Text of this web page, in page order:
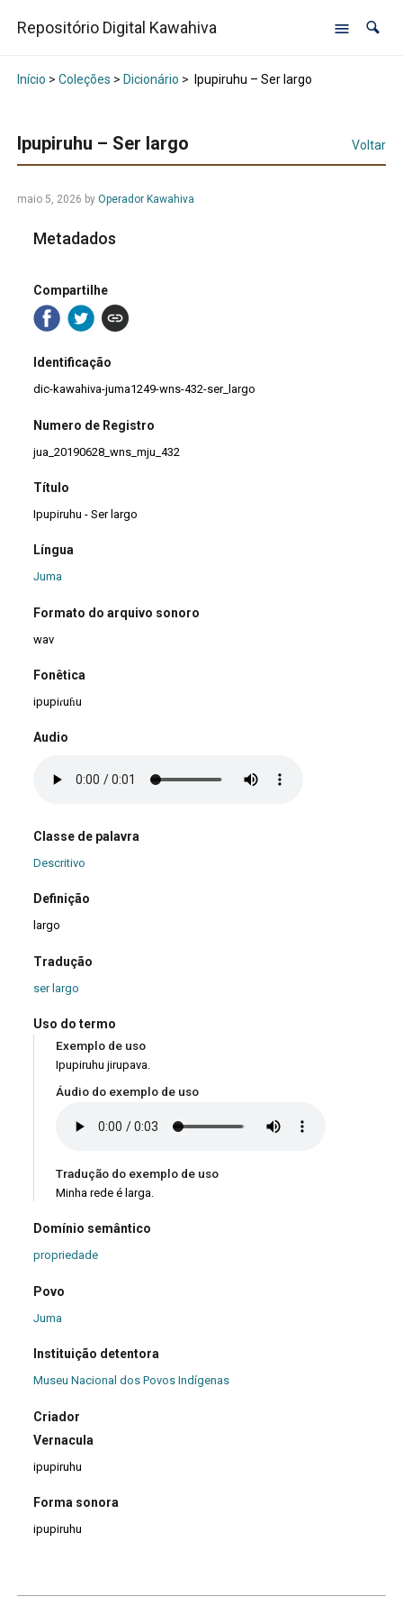
Repositório Digital Kawahiva
Início > Coleções > Dicionário > Ipupiruhu – Ser largo
Ipupiruhu – Ser largo Voltar
maio 5, 2026 by Operador Kawahiva
Metadados
Compartilhe
Identificação
dic-kawahiva-juma1249-wns-432-ser_largo
Numero de Registro
jua_20190628_wns_mju_432
Título
Ipupiruhu - Ser largo
Língua
Juma
Formato do arquivo sonoro
wav
Fonêtica
ipupiɾuɦu
Audio
Classe de palavra
Descritivo
Definição
largo
Tradução
ser largo
Uso do termo
Exemplo de uso
Ipupiruhu jirupava.
Áudio do exemplo de uso
Tradução do exemplo de uso
Minha rede é larga.
Domínio semântico
propriedade
Povo
Juma
Instituição detentora
Museu Nacional dos Povos Indígenas
Criador
Vernacula
ipupiruhu
Forma sonora
ipupiruhu